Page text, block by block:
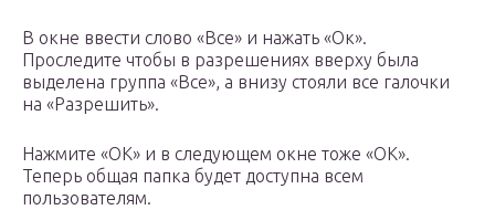
В окне ввести слово «Все» и нажать «Ок».
Проследите чтобы в разрешениях вверху была
выделена группа «Все», а внизу стояли все галочки
на «Разрешить».
Нажмите «ОК» и в следующем окне тоже «ОК».
Теперь общая папка будет доступна всем
пользователям.